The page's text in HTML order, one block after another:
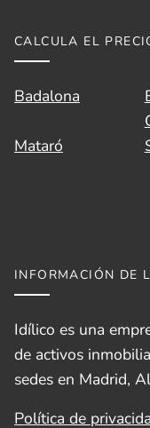
CALCULA EL
Badalona
Mataró
INFORMACIÓN DE
Idílico es una
de activos
sedes en Madrid,
Política de